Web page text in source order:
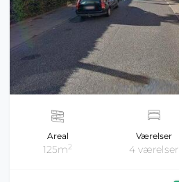
Areal
125m2
Værelser
4 værelser